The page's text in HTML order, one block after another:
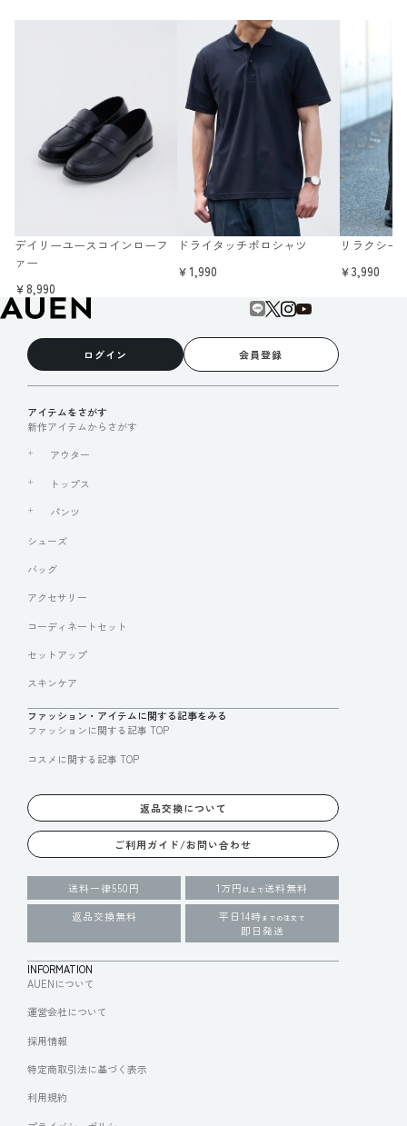
デイリーユースコインローフ
ァー
￥8,990
ドライタッチポロシャツ
￥1,990
リラクシー
￥3,990
ログイン 会員登録
アイテムをさがす
新作アイテムからさがす
アウター
トップス
パンツ
シューズ
バッグ
アクセサリー
コーディネートセット
セットアップ
スキンケア
ファッション・アイテムに関する記事をみる
ファッションに関する記事 TOP
コスメに関する記事 TOP
返品交換について
ご利用ガイド/お問い合わせ
送料一律550円 1万円 以上で送料無料
返品交換無料
平日14時 までの注文で
即日発送
INFORMATION
AUENについて
運営会社について
採用情報
特定商取引法に基づく表示
利用規約